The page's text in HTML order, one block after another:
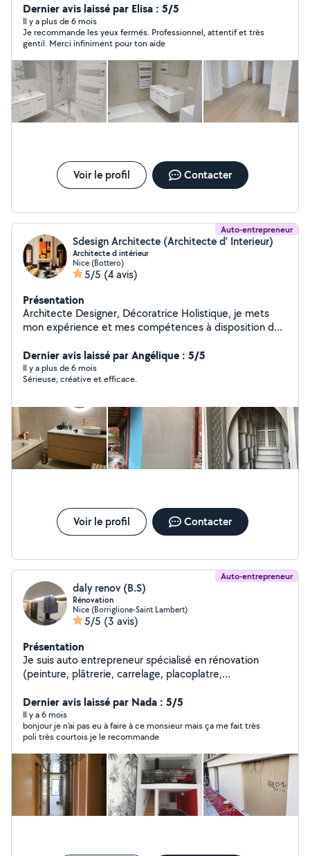
Dernier avis laissé par Elisa : 5/5
Il y a plus de 6 mois
Je recommande les yeux fermés. Professionnel, attentif et très
gentil. Merci infiniment pour ton aide
Voir le profil Contacter
Auto-entrepreneur
Sdesign Architecte (Architecte d’ Interieur)
Architecte d intérieur
Nice (Bottero)
5/5 (4 avis)
Présentation
Architecte Designer, Décoratrice Holistique, je mets
mon expérience et mes compétences à disposition de
décoration de vos intérieurs. Création et Décoration
grâce aux formes, aux matières, aux couleurs. Conseils
et prestations en Home Staging Conseils et analyse
pour vous une villa écologique et haut de gamme
Travaux et rénovation tout corps d état Projet 100%
sécurisé avec des entrepreneurs qualifiés et vérifiés
avec garanties / Paiement sécurisé sur compte
séquestre (Banque de France) Disponibilité et réactivité
Dernier avis laissé par Angélique : 5/5
Il y a plus de 6 mois
Sérieuse, créative et efficace.
Voir le profil Contacter
Auto-entrepreneur
daly renov (B.S)
Rénovation
Nice (Borriglione-Saint Lambert)
5/5 (3 avis)
Présentation
Je suis auto entrepreneur spécialisé en rénovation
(peinture, plâtrerie, carrelage, placoplatre,
travaux avec soin et professionnalisme .
Dernier avis laissé par Nada : 5/5
Il y a 6 mois
bonjour je n'ai pas eu à faire à ce monsieur mais ça me fait très
poli très courtois je le recommande